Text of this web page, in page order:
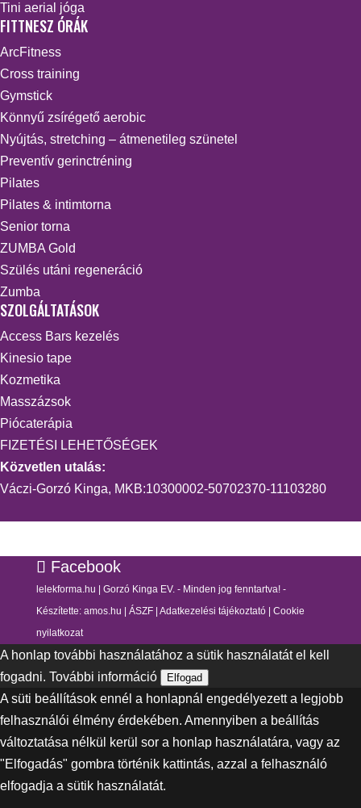
Tini aerial jóga
FITTNESZ ÓRÁK
ArcFitness
Cross training
Gymstick
Könnyű zsírégető aerobic
Nyújtás, stretching – átmenetileg szünetel
Preventív gerinctréning
Pilates
Pilates & intimtorna
Senior torna
ZUMBA Gold
Szülés utáni regeneráció
Zumba
SZOLGÁLTATÁSOK
Access Bars kezelés
Kinesio tape
Kozmetika
Masszázsok
Piócaterápia
FIZETÉSI LEHETŐSÉGEK
Közvetlen utalás:
Váczi-Gorzó Kinga, MKB:10300002-50702370-11103280
Facebook
lelekforma.hu | Gorzó Kinga EV. - Minden jog fenntartva! -
Készítette: amos.hu ÁSZF| Adatkezelési tájékoztató| Cookie
nyilatkozat
A honlap további használatához a sütik használatát el kell
fogadni. További információ Elfogad
A süti beállítások ennél a honlapnál engedélyezett a legjobb
felhasználói élmény érdekében. Amennyiben a beállítás
változtatása nélkül kerül sor a honlap használatára, vagy az
"Elfogadás" gombra történik kattintás, azzal a felhasználó
elfogadja a sütik használatát.